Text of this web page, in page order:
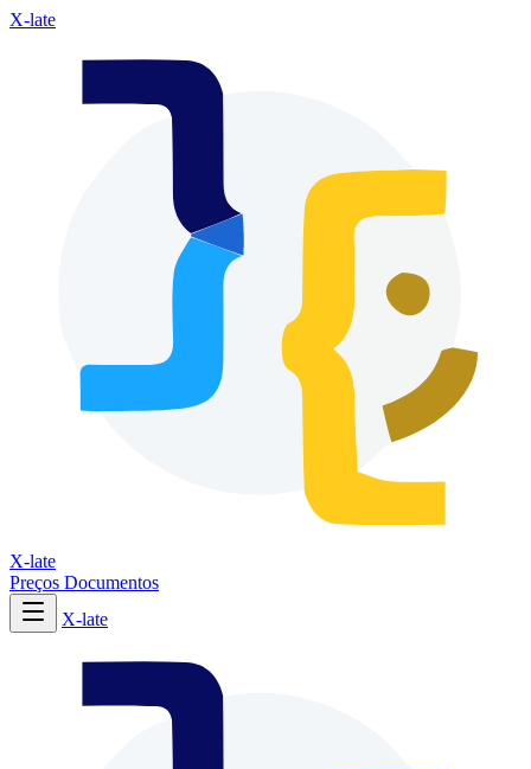
X-late
X-late
Preços Documentos
X-late